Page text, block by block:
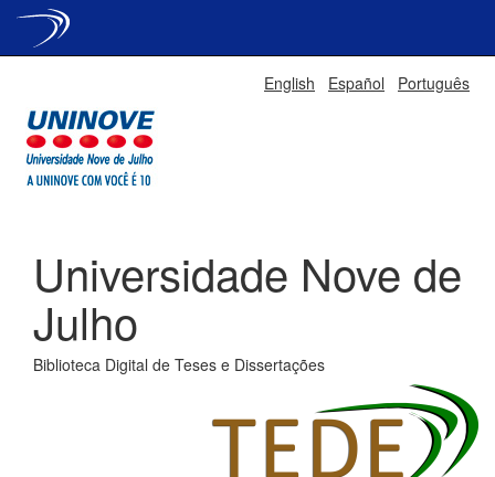
English Español Português
Universidade Nove de
Julho
Biblioteca Digital de Teses e Dissertações